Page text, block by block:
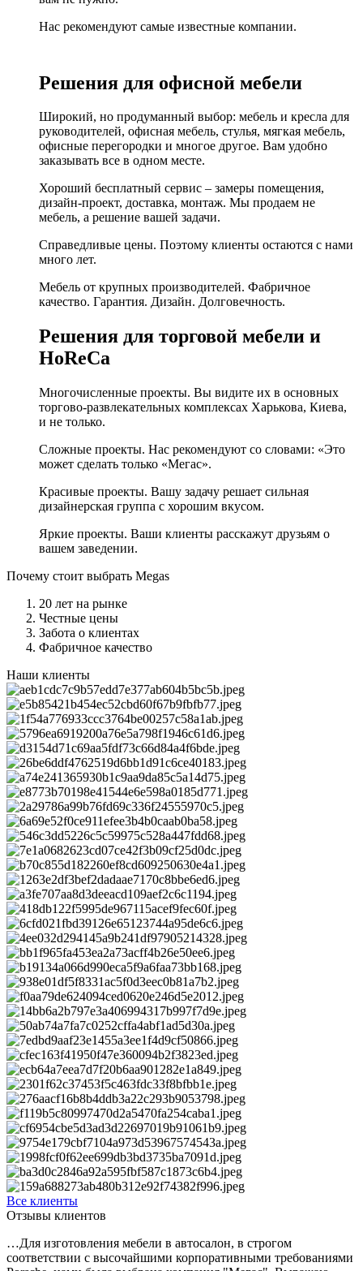
Нас рекомендуют самые известные компании.
Решения для офисной мебели
Широкий, но продуманный выбор: мебель и кресла для
руководителей, офисная мебель, стулья, мягкая мебель,
офисные перегородки и многое другое. Вам удобно
заказывать все в одном месте.
Хороший бесплатный сервис – замеры помещения,
дизайн-проект, доставка, монтаж. Мы продаем не
мебель, а решение вашей задачи.
Справедливые цены. Поэтому клиенты остаются с нами
много лет.
Мебель от крупных производителей. Фабричное
качество. Гарантия. Дизайн. Долговечность.
Решения для торговой мебели и
HoReCa
Многочисленные проекты. Вы видите их в основных
торгово-развлекательных комплексах Харькова, Киева,
и не только.
Сложные проекты. Нас рекомендуют со словами: «Это
может сделать только «Мегас».
Красивые проекты. Вашу задачу решает сильная
дизайнерская группа с хорошим вкусом.
Яркие проекты. Ваши клиенты расскажут друзьям о
вашем заведении.
Почему стоит выбрать Megas
20 лет на рынке
Честные цены
Забота о клиентах
Фабричное качество
Наши клиенты
Все клиенты
Отзывы клиентов
…Для изготовления мебели в автосалон, в строгом
соответствии с высочайшими корпоративными требованиями